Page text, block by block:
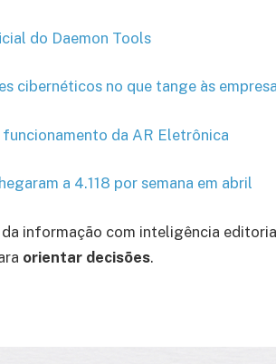
do Daemon Tools
cibernéticos no que tange às
da AR Eletrônica
a 4.118 por semana em abril
informação com inteligência
orientar decisões.